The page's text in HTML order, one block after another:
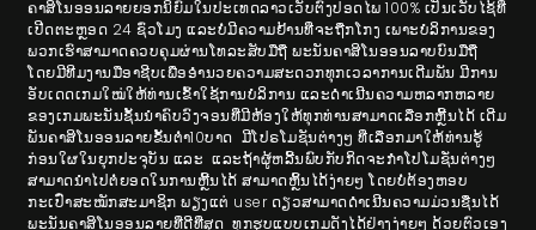
ຄາສິໂນອອນລາຍຍອກນິຍົມໃນປະເທດລາວເວັບຕົງປອດໄພ 100% ເປັນເວັບໄຊ້ທີ່
ເປີດຕະຫຼອດ 24 ຊົ່ວໂມງ ແລະບໍ່ມີຄວາມຢ້ານທີ່ຈະຖືກໂກງ ເພາະບໍລິການຂອງ
ພວກເຮົາສາມາດຄວບຄຸມຜ່ານໂທລະສັບມືຖື ພະນັນຄາສິໂນອອນລາບບົນມືຖື
ໂດຍມີທີມງານມືອາຊີບເພື່ອອໍານວຍຄວາມສະດວກທຸກເວລາການເດີມພັນ ມີການ
ອັບເດດເກມໃໝ່ໃຫ້ທ່ານເຂົ້າໃຊ້ການບໍລິການ ແລະດໍາເນີນຄວາມຫລາກຫລາຍ
ຂອງເກມພະນັນຊັ້ນນໍາຄົບວົງຈອນທີ່ມີຫ້ອງໃຫ້ທຸກທ່ານສາມາດເລືອກຫຼີ້ນໄດ້ ເດີມ
ພັນຄາສິໂນອອນລາຍຂັ້ນຕ່ຳ10ບາດ ມີໂປຣໂມຊັນຕ່າງໆ ທີ່ເລືອກມາໃຫ້ທ່ານຮູ້
ກ່ອນໃຜໃນຍຸກປະຈຸບັນ ແລະ ແລະຖ້າຜູ້ຫລີ້ນພົບກັບກິດຈະກໍາໂປໂມຊັ່ນຕ່າງໆ
ສາມາດນຳໄປຕໍ່ຍອດໃນການຫຼີ້ນໄດ້ ສາມາດຫຼິ້ນໄດ້ງ່າຍໆ ໂດຍບໍ່ຕ້ອງຫອບ
ກະເປົ໋າສະໝັກສະມາຊິກ ພຽງແຕ່ user ດຽວສາມາດດຳເນີນຄວາມມ່ວນຊື່ນໄດ້
ພະນັນຄາສິໂນອອນລາຍທີ່ດີທີ່ສຸດ ທຸກຮູບແບບເກມດັງໄດ້ຢ່າງງ່າຍໆ ດ້ວຍຕົວເອງ